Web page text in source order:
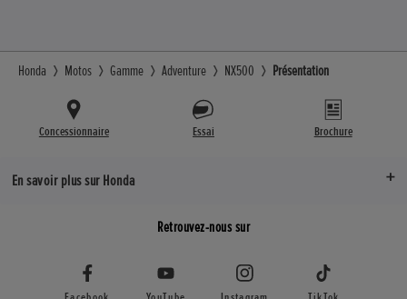
Honda Motos Gamme Adventure NX500 Présentation
Concessionnaire Essai Brochure
En savoir plus sur Honda
Retrouvez-nous sur